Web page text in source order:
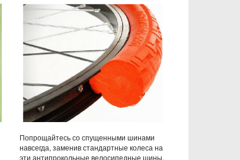
Попрощайтесь со спущенными шинами
навсегда, заменив стандартные колеса на
эти антипрокольные велосипедные шины.